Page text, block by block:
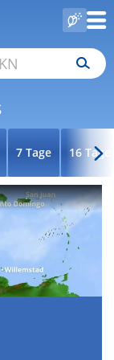
7 Tage 16 Tage